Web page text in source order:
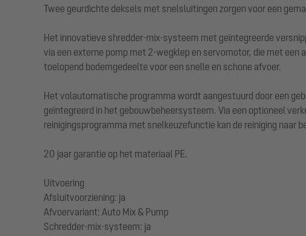
Twee geurdichte deksels met snelsluitingen zorgen voor een
Het innovatieve shredder-mix-systeem met geïntegreerde
via een externe pomp met 2-wegklep en servomotor, die met
toelopend bodemgedeelte voor een snelle en schone afvoer.
Het volautomatische programma wordt aangestuurd door een
geïntegreerd in het gebouwbeheersysteem. Via een optioneel
reinigingsprogramma met snelkeuzefunctie kan de reiniging naar
20 jaar garantie op het materiaal PE.
Uitvoering
Afsluitvoorziening: ja
Afvoervariant: Auto Mix & Pump
Schredder-mix-systeem: ja